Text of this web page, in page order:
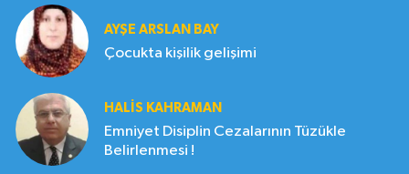
AYŞE ARSLAN BAY
Çocukta kişilik gelişimi
HALIS KAHRAMAN
Emniyet Disiplin Cezalarının Tüzükle
Belirlenmesi !